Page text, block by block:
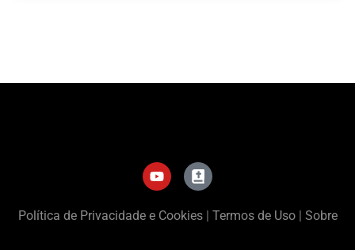
Política de Privacidade e Cookies| Termos de Uso| Sobre